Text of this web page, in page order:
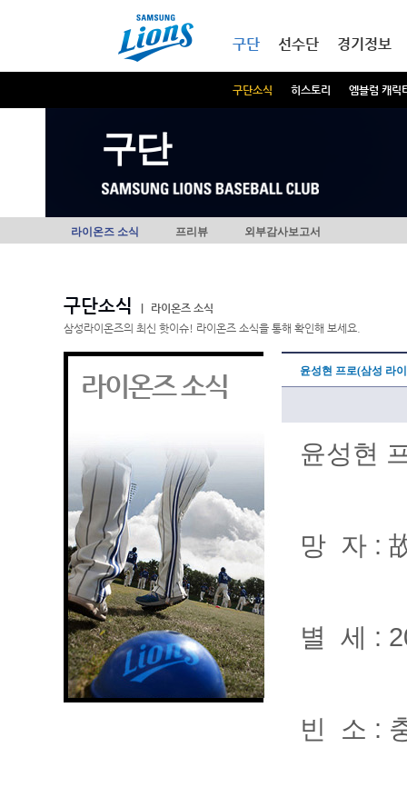
구단
구단소식 히스토리 엠블럼 캐릭
선수단 경기정보
구단
라이온즈 소식 프리뷰 외부감사보고서
구단소식
라이온즈 소식
삼성라이온즈의 최신 핫이슈! 라이온즈 소식을 통해 확인해 보세요.
라이온즈 소식 윤성현 프로(삼성 라
윤성현
망 자 :
별 세 :
빈 소 :